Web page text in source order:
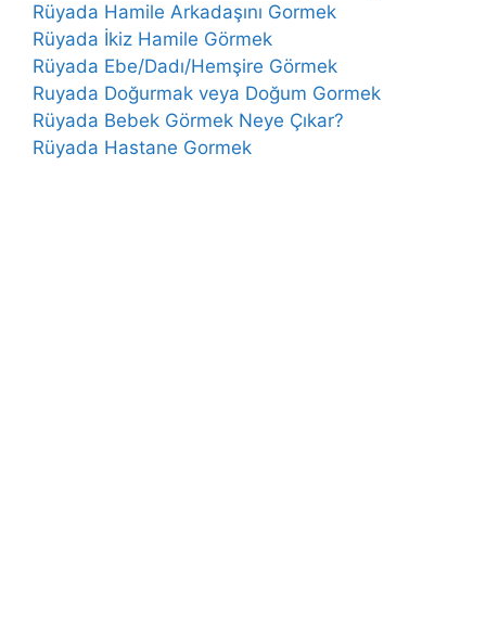
Rüyada Hamile Arkadaşını Gormek
Rüyada İkiz Hamile Görmek
Rüyada Ebe/Dadı/Hemşire Görmek
Ruyada Doğurmak veya Doğum Gormek
Rüyada Bebek Görmek Neye Çıkar?
Rüyada Hastane Gormek